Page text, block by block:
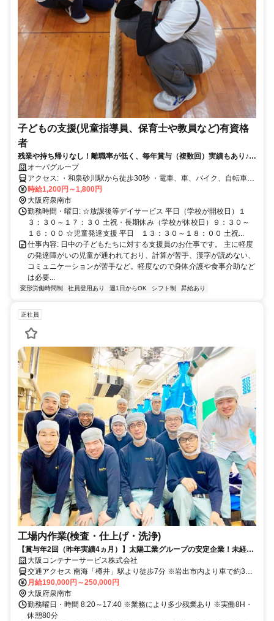
子どもの支援(児童指導員、保育士や教員など)有資格
者
残業や持ち帰りなし！離職率が低く、毎年賞与（複数回）実績もあり♪地
域最大級総勢約７０名在職中！子どもと関わるのが好きな方歓迎♪新規事
業所オープンにより募集中！
オーパグループ
アクセス: ・和泉砂川駅から徒歩30秒 ・電車、車、バイク、自転車通
勤可能
時給1,200円～1,800円
大阪府泉南市
勤務時間・曜日: ☆放課後等デイサービス 平日（学校が開校日）１
３：３０～１７：３０ 土祝・長期休み（学校が休校日）９：３０～
１６：００ ☆児童発達支援 平日 １３：３０～１８：００ 土祝...
仕事内容: 日中の子どもたちに対する支援員のお仕事です。 主に軽度
の発達障がいの児童が通われており、計算が苦手、漢字が読めない、
コミュニケーションが苦手など。軽度なので身体介護や食事介助など
は必要...
変形労働時間制 社員登用あり 週1日からOK シフト制 昇給あり
正社員
工場内作業(検査・仕上げ・洗浄)
【賞与年2回（昨年実績4ヵ月）】太陽工業グループの安定企業！未経験
から始める工場内作業スタッフ募集
大阪コンテナーサービス株式会社
交通アクセス 南海「樽井」駅より徒歩7分 ※岩出市内より車で約30
分 ※貝塚市・泉佐野市から車で約20分
月給190,000円～250,000円
大阪府泉南市
勤務曜日・時間 8:20～17:40 ※業務により多少残業あり ※実働8H・
休憩80分